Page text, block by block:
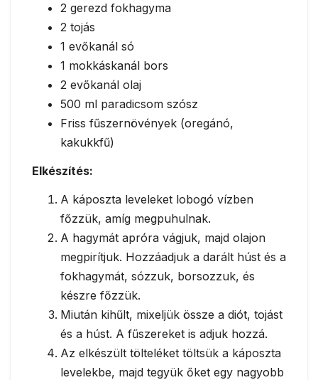
2 gerezd fokhagyma
2 tojás
1 evőkanál só
1 mokkáskanál bors
2 evőkanál olaj
500 ml paradicsom szósz
Friss fűszernövények (oregánó,
kakukkfű)
Elkészítés:
A káposzta leveleket lobogó vízben
főzzük, amíg megpuhulnak.
A hagymát apróra vágjuk, majd olajon
megpirítjuk. Hozzáadjuk a darált húst és a
fokhagymát, sózzuk, borsozzuk, és
készre főzzük.
Miután kihűlt, mixeljük össze a diót, tojást
és a húst. A fűszereket is adjuk hozzá.
Az elkészült tölteléket töltsük a káposzta
levelekbe, majd tegyük őket egy nagyobb